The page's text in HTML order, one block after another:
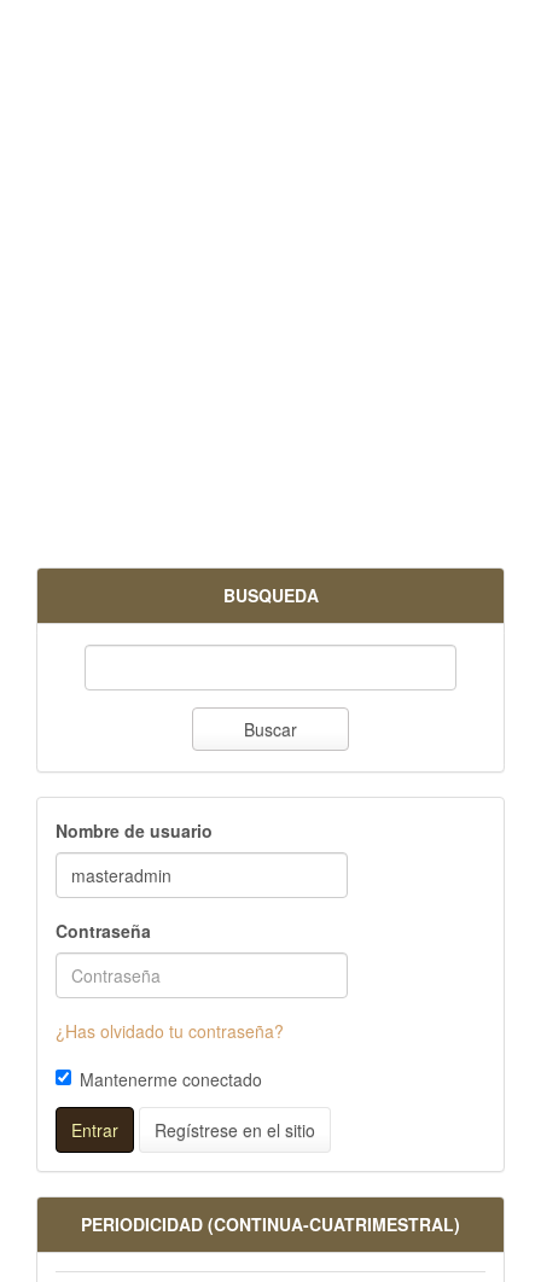
BUSQUEDA
Buscar
Nombre de usuario
Contraseña
¿Has olvidado tu contraseña?
Mantenerme conectado
Entrar Regístrese en el sitio
PERIODICIDAD (CONTINUA-CUATRIMESTRAL)